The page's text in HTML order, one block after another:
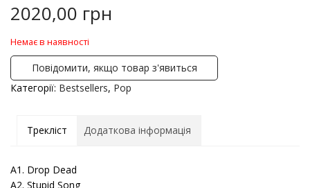
2020,00 грн
Немає в наявності
Повідомити, якщо товар з'явиться
Категорії: Bestsellers, Pop
Трекліст Додаткова інформація
A1. Drop Dead
A2. Stupid Song